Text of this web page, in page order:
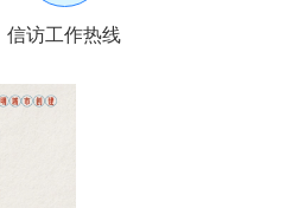
信访工作热线